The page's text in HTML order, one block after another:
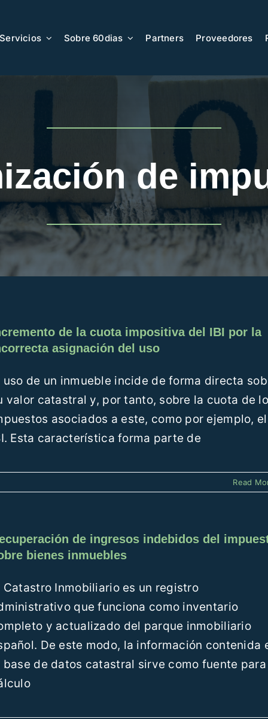
Servicios Sobre 60dias Partners Proveedores
de
de la cuota impositiva del IBI por la
asignación del uso
uso de un inmueble incide de forma directa
valor catastral y, por tanto, sobre la cuota de
asociados a este, como por ejemplo, el
Esta característica forma parte de
Read
de ingresos indebidos del
bienes inmuebles
Catastro Inmobiliario es un registro
que funciona como inventario
y actualizado del parque inmobiliario
De este modo, la información contenida
base de datos catastral sirve como fuente